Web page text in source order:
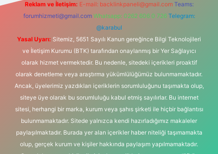
Reklam ve İletişim: E-mail: backlinkpaneli@gmail.com Teams:
forumhizmeti@gmail.com Whatsapp: 0262 606 0 726 Telegram:
@karabul
Yasal Uyarı: Sitemiz, 5651 Sayılı Kanun gereğince Bilgi Teknolojileri
ve İletişim Kurumu (BTK) tarafından onaylanmış bir Yer Sağlayıcı
olarak hizmet vermektedir. Bu nedenle, sitedeki içerikleri proaktif
olarak denetleme veya araştırma yükümlülüğümüz bulunmamaktadır.
Ancak, üyelerimiz yazdıkları içeriklerin sorumluluğunu taşımakta olup,
siteye üye olarak bu sorumluluğu kabul etmiş sayılırlar. Bu internet
sitesi, herhangi bir marka, kurum veya şahıs şirketi ile hiçbir bağlantısı
bulunmamaktadır. Sitede yalnızca kendi hazırladığımız makaleler
paylaşılmaktadır. Burada yer alan içerikler haber niteliği taşımamakta
olup, gerçek kurum ve kişiler hakkında paylaşım yapılmamaktadır.